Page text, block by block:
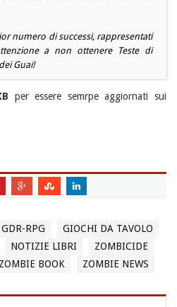
numero di successi, rappresentati
a non ottenere Teste di
Guai!
per essere semrpe aggiornati sui
GDR-RPG
GIOCHI DA TAVOLO
NOTIZIE LIBRI
ZOMBICIDE
ZOMBIE BOOK ZOMBIE NEWS